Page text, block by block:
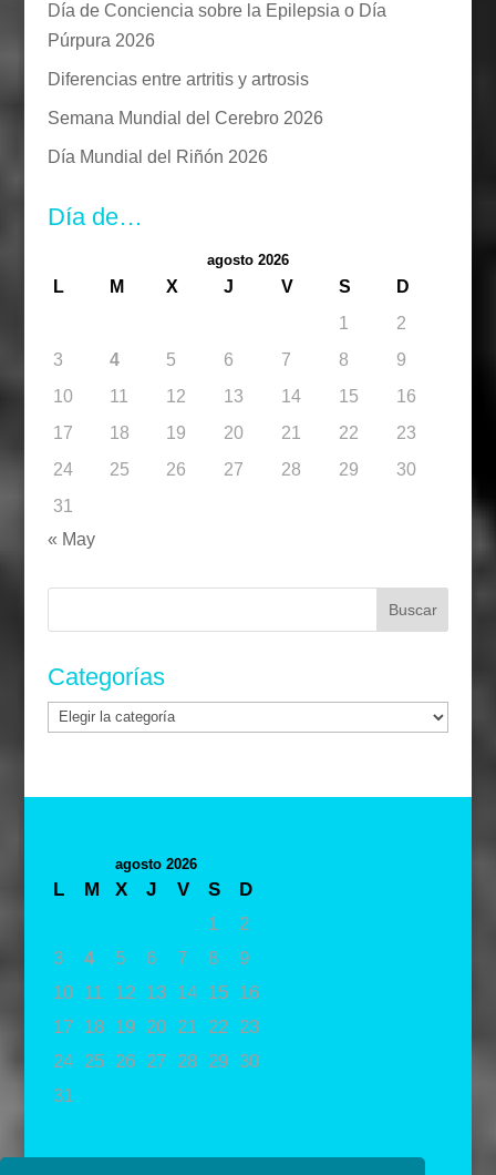
Día de Conciencia sobre la Epilepsia o Día
Púrpura 2026
Diferencias entre artritis y artrosis
Semana Mundial del Cerebro 2026
Día Mundial del Riñón 2026
Día de…
agosto 2026
L M X J V S
D
1
2
3
4 5 6 7 8
9
10
11 12 13 14 15
16
17
18 19 20 21 22
23
24
25 26 27 28 29
30
31
« May
Categorías
Categorías
agosto 2026
L M X J V S
D
1
2
3
4 5 6 7 8
9
10
11 12 13 14 15
16
17
18 19 20 21 22
23
24
25 26 27 28 29 30
31